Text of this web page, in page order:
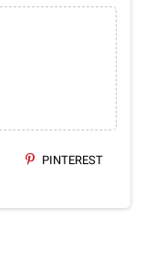
PINTEREST